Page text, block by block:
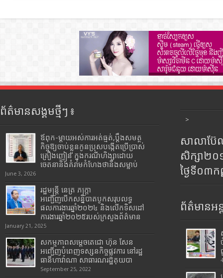
ព័ត៌មានសង្គមថ្មីៗ ៖
ឪពុក-ម្ដាយអស់ការអត់ធ្មត់,ប្ដឹងសមត្ថ
កិច្ចឱ្យចាប់ខ្លួនកូនប្រុសបង្កើតប្រើប្រាស់
គ្រឿងញៀន ក្នុងករណីហិង្សាដោយ
ចេតនានិងគំរាមកំហែងថានឹងសម្លាប់
June 3, 2026
រដ្ឋមន្រ្តី​ នេត្រ​ ភក្ត្រា​
អញ្ជើញបើកសន្និបាតបូកសរុបលទ្ធ
ផលការងារឆ្នាំ២០២៤ និងលើកទិសដៅ
ការងារឆ្នាំ២០២៥របស់​ក្រសួង​ព័ត៌មាន​
January 21, 2025
សកម្មភាពសម្តេចតេជោ ហ៊ុន សែន
អញ្ជើញបំពេញទស្សនកិច្ចផ្លូវការ នៅរដ្ឋ
ធានីហាវ៉ាណា សាធារណរដ្ឋគុយបា
September 25, 2022
>
សាលាប៊ែ
សិក្សា២
ថ្ងៃទី០៣
ព័ត៌មានអន្